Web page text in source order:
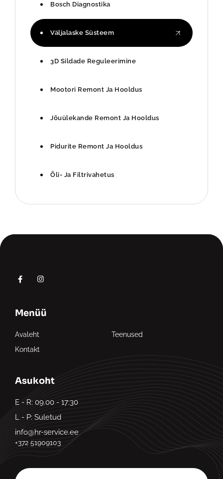
Bosch Diagnostika
Väljalaske Süsteem
3D Sildade Reguleerimine
Mootori Remont Ja Hooldus
Jõuülekande Remont Ja Hooldus
Pidurite Remont Ja Hooldus
Õli- Ja Filtrivahetus
Menüü
Avaleht
Teenused
Kontakt
Asukoht
E - R: 09.00 - 17:30
L - P: Suletud
info@hr-service.ee
+372 51909103